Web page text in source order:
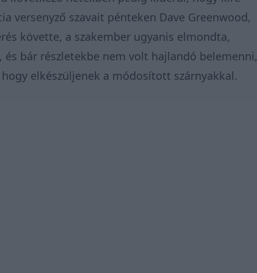
versenyző szavait pénteken Dave Greenwood,
követte, a szakember ugyanis elmondta,
bár részletekbe nem volt hajlandó belemenni,
elkészüljenek a módosított szárnyakkal.